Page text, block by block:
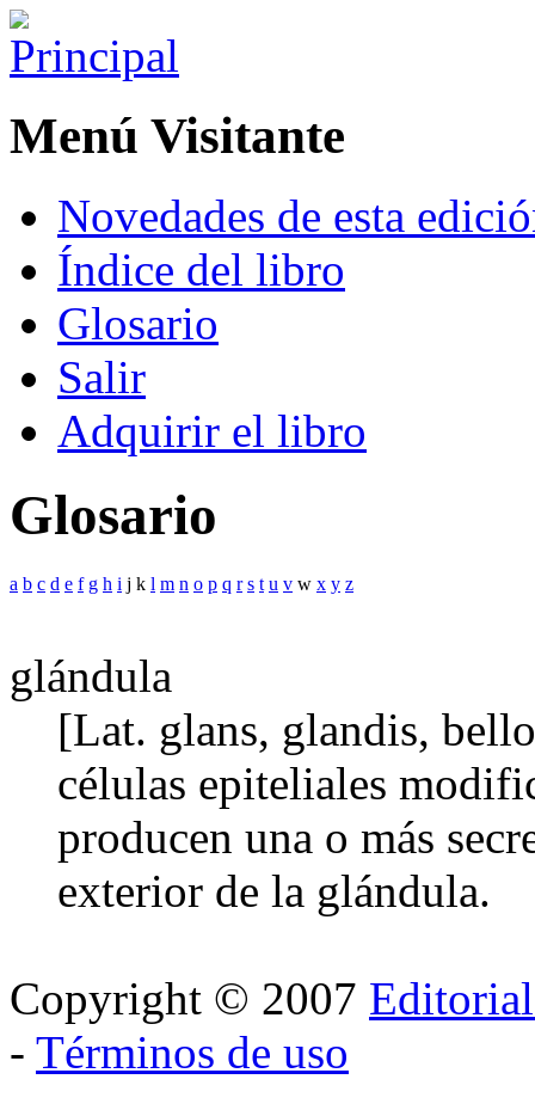
Menú Visitante
Novedades de esta
Índice del libro
Glosario
Salir
Adquirir el libro
Glosario
a b c d e f g h i j k l m n o p q r s t u v w x y z
glándula
[Lat. glans, glandis,
células epiteliales
producen una o más
exterior de la glándula.
Copyright © 2007
- Términos de uso